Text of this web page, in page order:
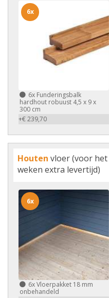
6x Funderingsbalk
hardhout robuust 4,5 x 9 x
300 cm
+€ 239,70
6x
Houten vloer (voor
weken extra levertijd)
6xVloerpakket 18 mm
onbehandeld
6x